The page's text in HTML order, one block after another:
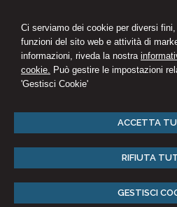
Ci serviamo dei cookie per diversi
funzioni del sito web e attività di
informazioni, riveda la nostra
cookie. Può gestire le impostazioni
'Gestisci Cookie'
ACCETTA
RIFIUTA
GESTISCI